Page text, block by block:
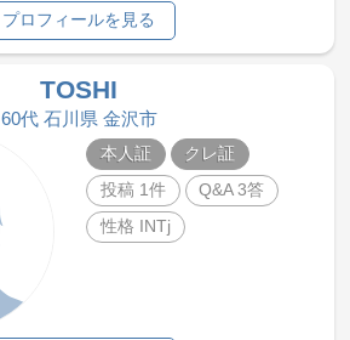
プロフィールを見る
TOSHI
60代 石川県 金沢市
本人証
クレ証
投稿 1件
Q&A 3答
性格 INTj